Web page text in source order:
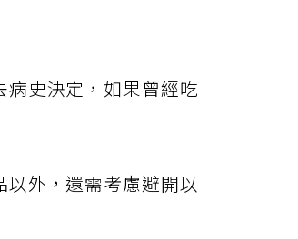
史決定，如果曾經吃
外，還需考慮避開以